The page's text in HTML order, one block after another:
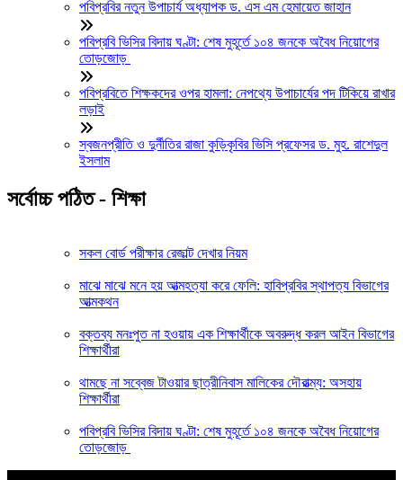
পবিপ্রবির নতুন উপাচার্য অধ্যাপক ড. এস এম হেমায়েত জাহান
পবিপ্রবি ভিসির বিদায় ঘণ্টা: শেষ মুহূর্তে ১০৪ জনকে অবৈধ নিয়োগের
তোড়জোড়
পবিপ্রবিতে শিক্ষকদের ওপর হামলা: নেপথ্যে উপাচার্যের পদ টিকিয়ে রাখার
লড়াই
স্বজনপ্রীতি ও দুর্নীতির রাজা কুড়িকৃবির ভিসি প্রফেসর ড. মুহ. রাশেদুল
ইসলাম
সর্বোচ্চ পঠিত - শিক্ষা
সকল বোর্ড পরীক্ষার রেজাল্ট দেখার নিয়ম
মাঝে মাঝে মনে হয় আত্মহত্যা করে ফেলি: হাবিপ্রবির স্থাপত্য বিভাগের
আত্মকথন
বক্তব্য মনঃপুত না হওয়ায় এক শিক্ষার্থীকে অবরুদ্ধ করল আইন বিভাগের
শিক্ষার্থীরা
থামছে না সব্বেজ টাওয়ার ছাত্রীনিবাস মালিকের দৌরাত্ম্য: অসহায়
শিক্ষার্থীরা
পবিপ্রবি ভিসির বিদায় ঘণ্টা: শেষ মুহূর্তে ১০৪ জনকে অবৈধ নিয়োগের
তোড়জোড়